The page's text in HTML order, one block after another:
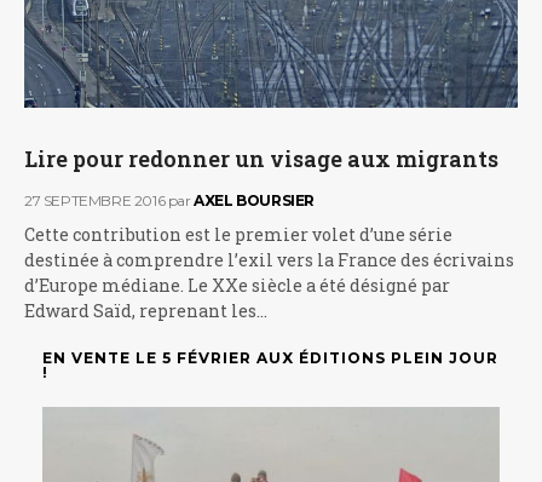
Lire pour redonner un visage aux migrants
27 SEPTEMBRE 2016 parAXEL BOURSIER
Cette contribution est le premier volet d’une série
destinée à comprendre l’exil vers la France des écrivains
d’Europe médiane. Le XXe siècle a été désigné par
Edward Saïd, reprenant les…
EN VENTE LE 5 FÉVRIER AUX ÉDITIONS PLEIN JOUR
!